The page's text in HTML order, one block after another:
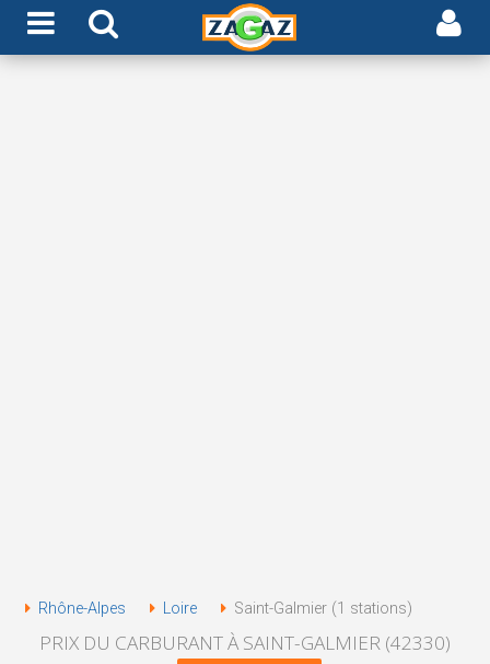
Rhône-Alpes Loire Saint-Galmier (1 stations)
PRIX DU CARBURANT À SAINT-GALMIER (42330)